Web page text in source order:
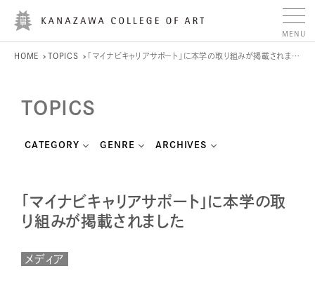
HOME TOPICS 「マイナビキャリアサポート」に本学の取り組みが掲載されました
TOPICS
CATEGORY GENRE ARCHIVES
「マイナビキャリアサポート」に本学の取
り組みが掲載されました
メディア